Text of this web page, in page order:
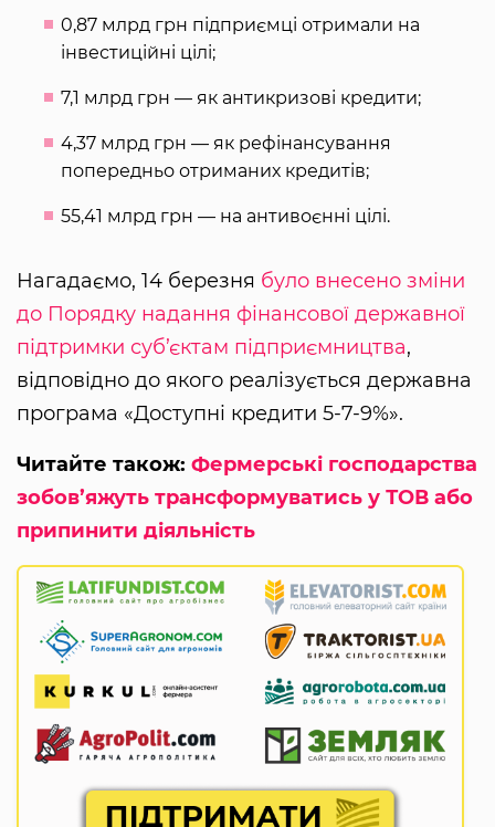
0,87 млрд грн підприємці отримали на
інвестиційні цілі;
7,1 млрд грн — як антикризові кредити;
4,37 млрд грн — як рефінансування
попередньо отриманих кредитів;
55,41 млрд грн — на антивоєнні цілі.
Нагадаємо, 14 березня було внесено зміни
до Порядку надання фінансової державної
підтримки суб’єктам підприємництва,
відповідно до якого реалізується державна
програма «Доступні кредити 5-7-9%».
Читайте також: Фермерські господарства
зобов’яжуть трансформуватись у ТОВ або
припинити діяльність